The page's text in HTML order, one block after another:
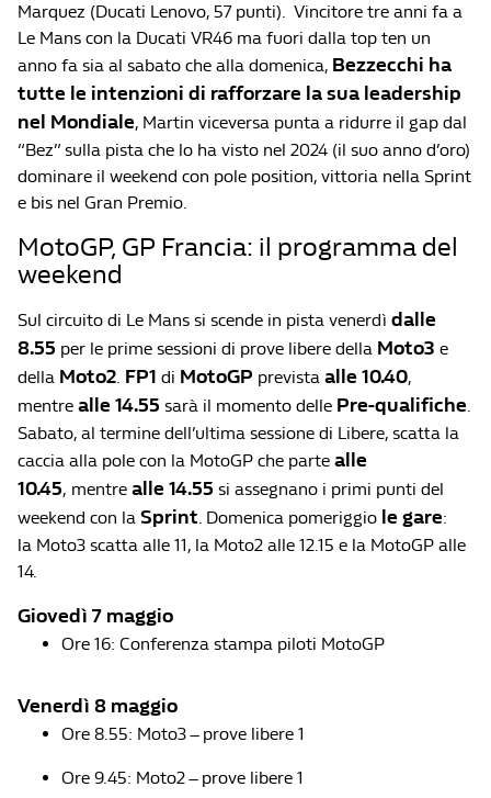
Marquez (Ducati Lenovo, 57 punti). Vincitore tre anni fa a
Le Mans con la Ducati VR46 ma fuori dalla top ten un
anno fa sia al sabato che alla domenica, Bezzecchi ha
tutte le intenzioni di rafforzare la sua leadership
nel Mondiale, Martin viceversa punta a ridurre il gap dal
“Bez” sulla pista che lo ha visto nel 2024 (il suo anno d’oro)
dominare il weekend con pole position, vittoria nella Sprint
e bis nel Gran Premio.
MotoGP, GP Francia: il programma del
weekend
Sul circuito di Le Mans si scende in pista venerdì dalle
8.55 per le prime sessioni di prove libere della Moto3 e
della Moto2. FP1 di MotoGP prevista alle 10.40,
mentre alle 14.55 sarà il momento delle Pre-qualifiche.
Sabato, al termine dell’ultima sessione di Libere, scatta la
caccia alla pole con la MotoGP che parte alle
10.45, mentre alle 14.55 si assegnano i primi punti del
weekend con la Sprint. Domenica pomeriggio le gare:
la Moto3 scatta alle 11, la Moto2 alle 12.15 e la MotoGP alle
14.
Giovedì 7 maggio
Ore 16: Conferenza stampa piloti MotoGP
Venerdì 8 maggio
Ore 8.55: Moto3 – prove libere 1
Ore 9.45: Moto2 – prove libere 1